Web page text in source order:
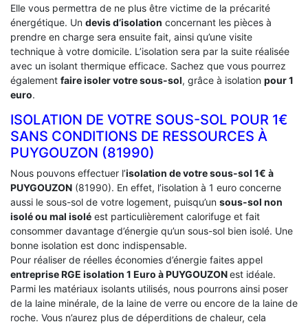
Elle vous permettra de ne plus être victime de la précarité
énergétique. Un devis d’isolation concernant les pièces à
prendre en charge sera ensuite fait, ainsi qu’une visite
technique à votre domicile. L’isolation sera par la suite réalisée
avec un isolant thermique efficace. Sachez que vous pourrez
également faire isoler votre sous-sol, grâce à isolation pour 1
euro.
ISOLATION DE VOTRE SOUS-SOL POUR 1€
SANS CONDITIONS DE RESSOURCES À
‎PUYGOUZON (81990)
Nous pouvons effectuer l’isolation de votre sous-sol 1€ à
PUYGOUZON (81990). En effet, l’isolation à 1 euro concerne
aussi le sous-sol de votre logement, puisqu’un sous-sol non
isolé ou mal isolé est particulièrement calorifuge et fait
consommer davantage d’énergie qu’un sous-sol bien isolé. Une
bonne isolation est donc indispensable.
Pour réaliser de réelles économies d’énergie faites appel
entreprise RGE isolation 1 Euro à PUYGOUZONest idéale.
Parmi les matériaux isolants utilisés, nous pourrons ainsi poser
de la laine minérale, de la laine de verre ou encore de la laine de
roche. Vous n’aurez plus de déperditions de chaleur, cela